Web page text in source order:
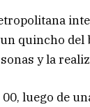
quincho
y la
luego de